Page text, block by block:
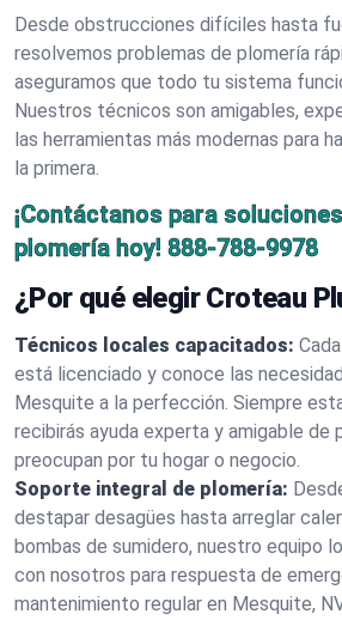
Desde obstrucciones difíciles hasta
resolvemos problemas de plomería
aseguramos que todo tu sistema
Nuestros técnicos son amigables,
las herramientas más modernas para
la primera.
¡Contáctanos para
plomería hoy! 888-788-9978
¿Por qué elegir Croteau
Técnicos locales capacitados:
está licenciado y conoce las
Mesquite a la perfección. Siempre
recibirás ayuda experta y amigable de
preocupan por tu hogar o negocio.
Soporte integral de plomería:
destapar desagües hasta arreglar
bombas de sumidero, nuestro equipo
con nosotros para respuesta de
mantenimiento regular en Mesquite,